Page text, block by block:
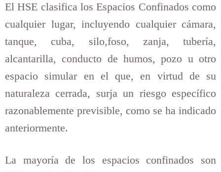
El HSE clasifica los Espacios Confinados como
cualquier lugar, incluyendo cualquier cámara,
tanque, cuba, silo,foso, zanja, tubería,
alcantarilla, conducto de humos, pozo u otro
espacio simular en el que, en virtud de su
naturaleza cerrada, surja un riesgo específico
razonablemente previsible, como se ha indicado
anteriormente.
La mayoría de los espacios confinados son